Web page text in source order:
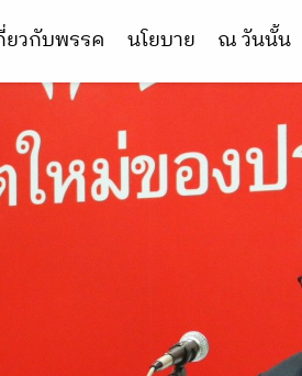
ยวกับพรรค นโยบาย ณ วันนั้น